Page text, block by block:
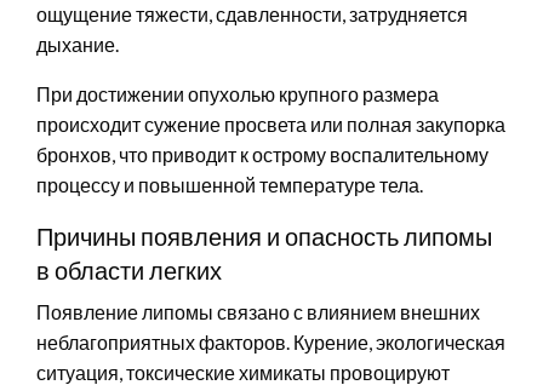
ощущение тяжести, сдавленности, затрудняется
дыхание.
При достижении опухолью крупного размера
происходит сужение просвета или полная закупорка
бронхов, что приводит к острому воспалительному
процессу и повышенной температуре тела.
Причины появления и опасность липомы
в области легких
Появление липомы связано с влиянием внешних
неблагоприятных факторов. Курение, экологическая
ситуация, токсические химикаты провоцируют